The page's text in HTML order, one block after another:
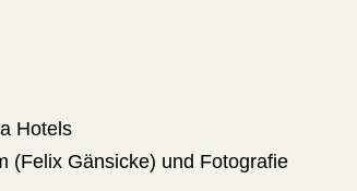
Hotels
(Felix Gänsicke) und Fotografie